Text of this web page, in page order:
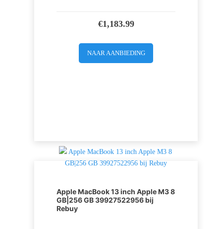
€1,183.99
NAAR AANBIEDING
Apple MacBook 13 inch Apple M3 8
GB|256 GB 39927522956 bij
Rebuy